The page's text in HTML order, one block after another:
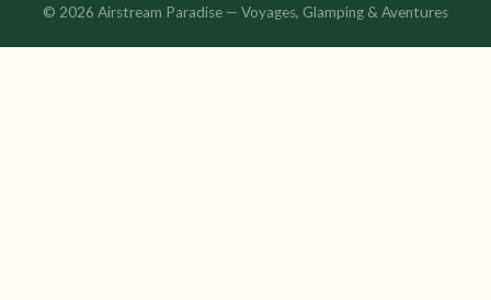
© 2026 Airstream Paradise — Voyages, Glamping & Aventures